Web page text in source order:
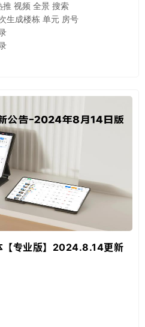
推 视频 全景 搜索
生成楼栋 单元 房号
【专业版】2024.8.14更新